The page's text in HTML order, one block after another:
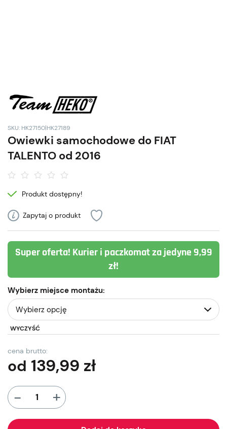
SKU: HK27150|HK27189
Owiewki samochodowe do FIAT
TALENTO od 2016
Produkt dostępny!
Zapytaj o produkt
Super oferta! Kurier i paczkomat za jedyne 9,99
zł!
Wybierz miejsce montażu:
WYCZYŚĆ
cena brutto:
od 139,99 zł
- +